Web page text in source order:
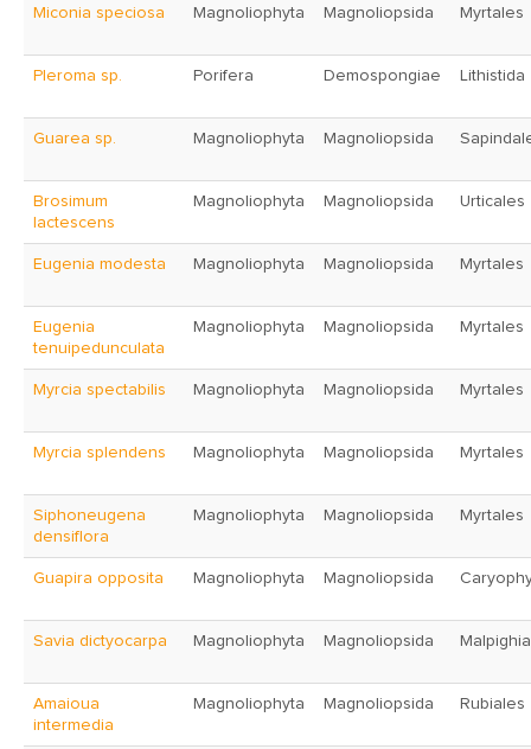
Miconia speciosa Magnoliophyta Magnoliopsida Myrtales
Pleroma sp. Porifera Demospongiae Lithistida
Guarea sp. Magnoliophyta Magnoliopsida
Brosimum
lactescens
Magnoliophyta Magnoliopsida Urticales
Eugenia modesta Magnoliophyta Magnoliopsida Myrtales
Eugenia
tenuipedunculata
Magnoliophyta Magnoliopsida Myrtales
Myrcia spectabilis Magnoliophyta Magnoliopsida Myrtales
Myrcia splendens Magnoliophyta Magnoliopsida Myrtales
Siphoneugena
densiflora
Magnoliophyta Magnoliopsida Myrtales
Guapira opposita Magnoliophyta Magnoliopsida
Savia dictyocarpa Magnoliophyta Magnoliopsida
Amaioua
intermedia
Magnoliophyta Magnoliopsida Rubiales